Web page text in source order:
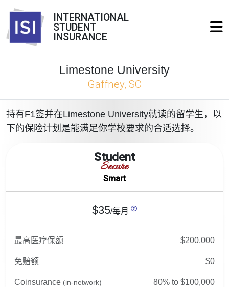
INTERNATIONAL
STUDENT
INSURANCE
Limestone University
Gaffney, SC
持有F1签并在Limestone University就读的留学生，以
下的保险计划是能满足你学校要求的合适选择。
Student
Secure
Smart
$35/每月
最高医疗保额 $200,000
免赔额 $0
Coinsurance (in-network) 80% to $100,000